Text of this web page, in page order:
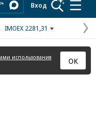
Вход
IMOEX 2281,31
использования
ОК